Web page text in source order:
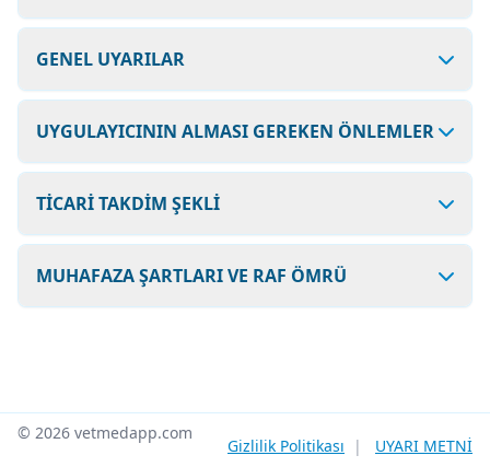
GENEL UYARILAR
UYGULAYICININ ALMASI GEREKEN ÖNLEMLER
TİCARİ TAKDİM ŞEKLİ
MUHAFAZA ŞARTLARI VE RAF ÖMRÜ
© 2026 vetmedapp.com
Gizlilik Politikası | UYARI METNİ